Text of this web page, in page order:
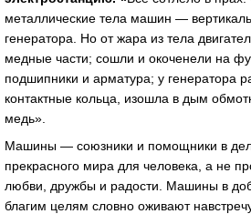
металлические тела машин —
генератора. Но от жара из тела
медные части; сошли и окоченели на
подшипники и арматура; у генератора
контактные кольца, изошла в дым
медь».
Машины — союзники и помощники в
прекрасного мира для человека, а не
любви, дружбы и радости. Машины в
благим целям словно оживают